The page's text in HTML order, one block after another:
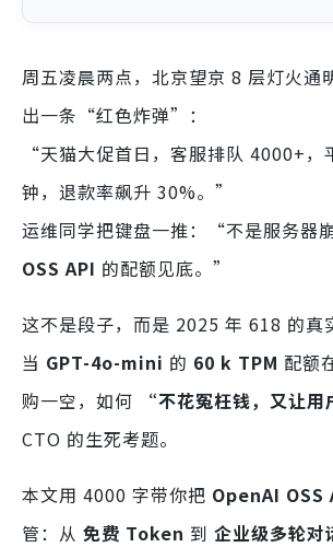
周五凌晨两点，北京望京 8 层灯火通
出一条“红色炸弹”：
“天猫大促首日，客服排队 4000+，
钟，退款率飙升 30%。”
运维同学把键盘一推：“不是服务器
OSS API 的配额见底。”
这不是段子，而是 2025 年 618 的真
当 GPT-4o-mini 的 60 k TPM 配额
购一空，如何
“不花冤枉钱，又让用
CTO 的生死考题。
本文用 4000 字带你把 OpenAI OSS
管：从 免费 Token 到 企业级多轮对